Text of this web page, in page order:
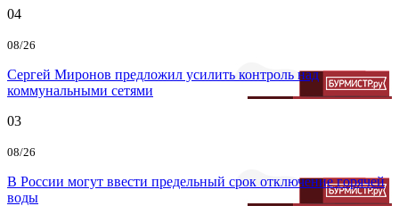
04
08/26
Сергей Миронов предложил усилить контроль над
коммунальными сетями
03
08/26
В России могут ввести предельный срок отключение горячей
воды